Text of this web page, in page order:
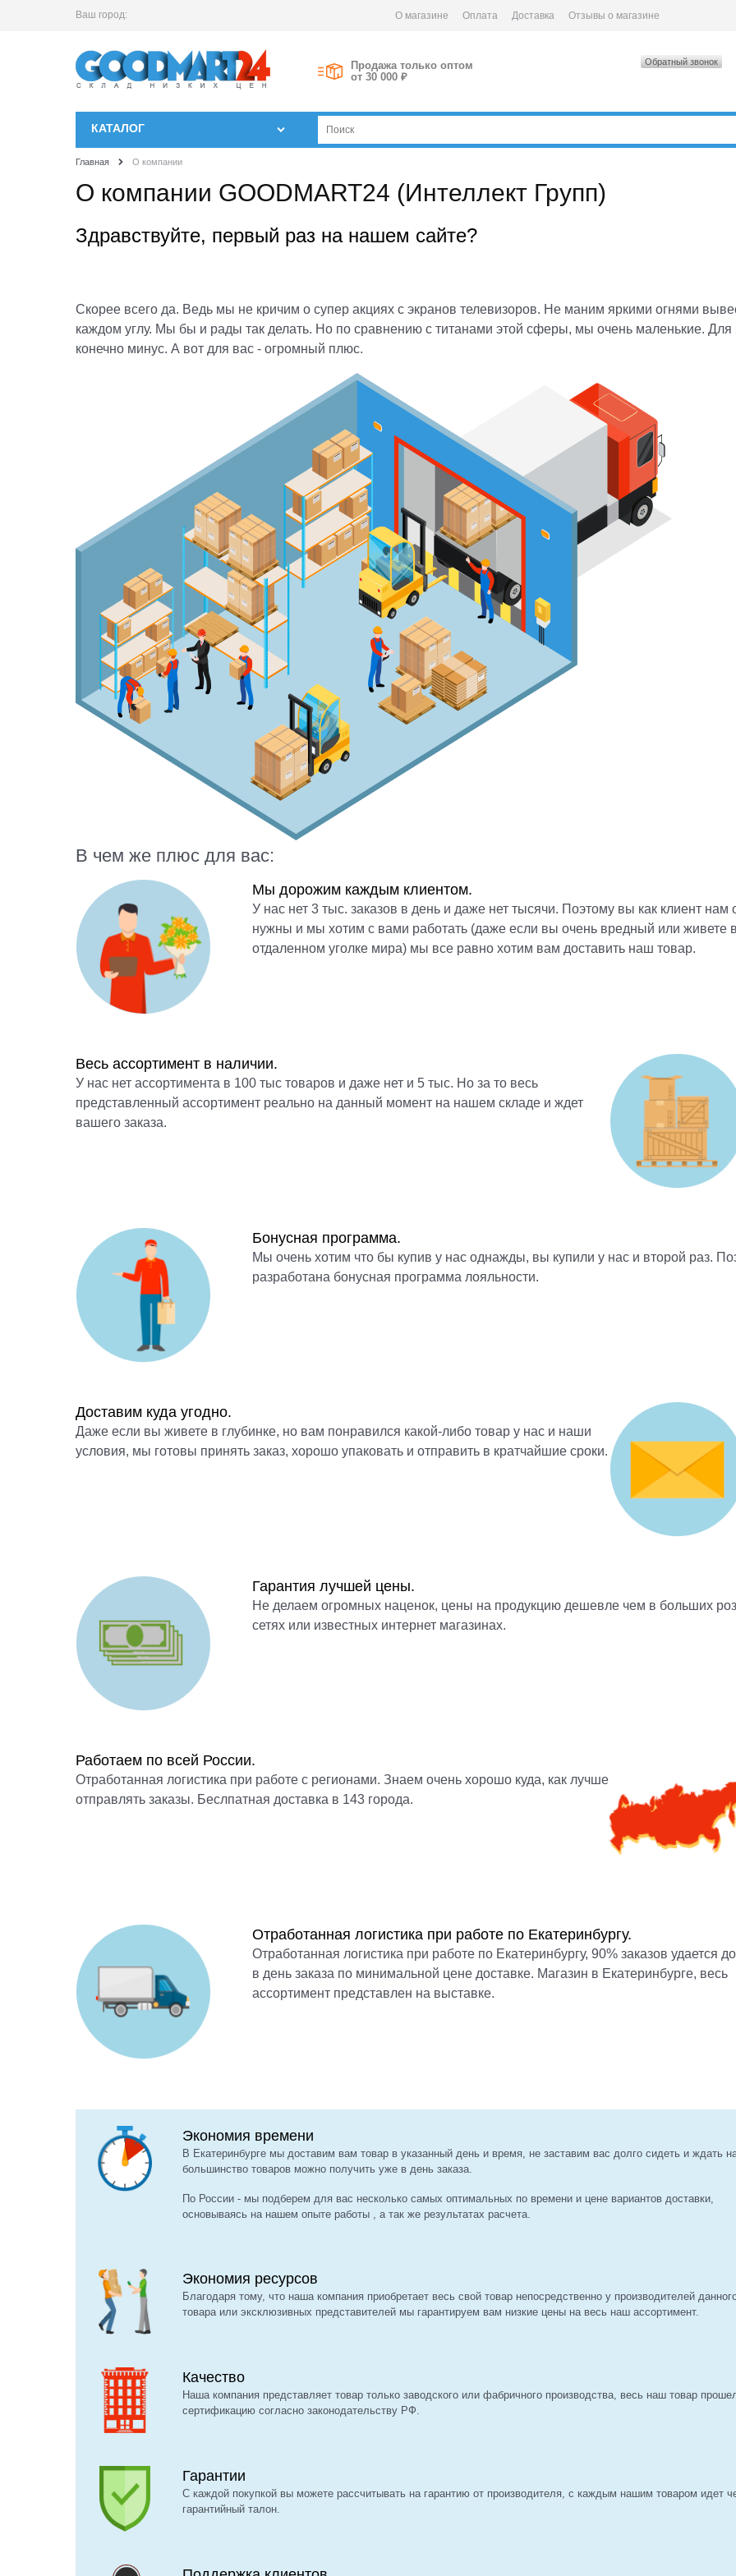
Ваш город: О магазине Оплата Доставка Отзывы о магазине
Продажа только оптом
от 30 000 ₽
Обратный звонок
КАТАЛОГ
Главная О компании
О компании GOODMART24 (Интеллект Групп)
Здравствуйте, первый раз на нашем сайте?
Скорее всего да. Ведь мы не кричим о супер акциях с экранов телевизоров. Не маним яркими огнями
каждом углу. Мы бы и рады так делать. Но по сравнению с титанами этой сферы, мы очень маленькие. Для
конечно минус. А вот для вас - огромный плюс.
В чем же плюс для вас:
Мы дорожим каждым клиентом.
У нас нет 3 тыс. заказов в день и даже нет тысячи. Поэтому вы как клиент нам
нужны и мы хотим с вами работать (даже если вы очень вредный или живете
отдаленном уголке мира) мы все равно хотим вам доставить наш товар.
Весь ассортимент в наличии.
У нас нет ассортимента в 100 тыс товаров и даже нет и 5 тыс. Но за то весь
представленный ассортимент реально на данный момент на нашем складе и ждет
вашего заказа.
Бонусная программа.
Мы очень хотим что бы купив у нас однажды, вы купили у нас и второй раз.
разработана бонусная программа лояльности.
Доставим куда угодно.
Даже если вы живете в глубинке, но вам понравился какой-либо товар у нас и наши
условия, мы готовы принять заказ, хорошо упаковать и отправить в кратчайшие сроки.
Гарантия лучшей цены.
Не делаем огромных наценок, цены на продукцию дешевле чем в больших
сетях или известных интернет магазинах.
Работаем по всей России.
Отработанная логистика при работе с регионами. Знаем очень хорошо куда, как лучше
отправлять заказы. Беслпатная доставка в 143 города.
Отработанная логистика при работе по Екатеринбургу.
Отработанная логистика при работе по Екатеринбургу, 90% заказов удается
в день заказа по минимальной цене доставке. Магазин в Екатеринбурге, весь
ассортимент представлен на выставке.
Экономия времени
В Екатеринбурге мы доставим вам товар в указанный день и время, не заставим вас долго сидеть и ждать
большинство товаров можно получить уже в день заказа.
По России - мы подберем для вас несколько самых оптимальных по времени и цене вариантов доставки,
основываясь на нашем опыте работы , а так же результатах расчета.
Экономия ресурсов
Благодаря тому, что наша компания приобретает весь свой товар непосредственно у производителей
товара или эксклюзивных представителей мы гарантируем вам низкие цены на весь наш ассортимент.
Качество
Наша компания представляет товар только заводского или фабричного производства, весь наш товар
сертификацию согласно законодательству РФ.
Гарантии
С каждой покупкой вы можете рассчитывать на гарантию от производителя, с каждым нашим товаром идет
гарантийный талон.